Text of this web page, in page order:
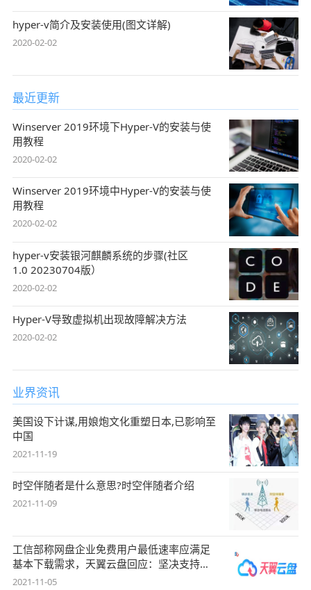
hyper-v简介及安装使用(图文详解)
2020-02-02
最近更新
Winserver 2019环境下Hyper-V的安装与使
用教程
2020-02-02
Winserver 2019环境中Hyper-V的安装与使
用教程
2020-02-02
hyper-v安装银河麒麟系统的步骤(社区
1.0 20230704版）
2020-02-02
Hyper-V导致虚拟机出现故障解决方法
2020-02-02
业界资讯
美国设下计谋,用娘炮文化重塑日本,已影响至
中国
2021-11-19
时空伴随者是什么意思?时空伴随者介绍
2021-11-09
工信部称网盘企业免费用户最低速率应满足
基本下载需求，天翼云盘回应：坚决支持，
始终
2021-11-05